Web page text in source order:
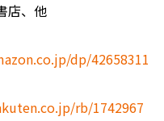
店、他
dp/42658311
rb/1742967